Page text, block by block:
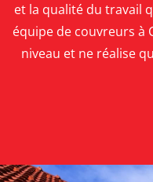
et la qualité du travail
équipe de couvreurs à
niveau et ne réalise